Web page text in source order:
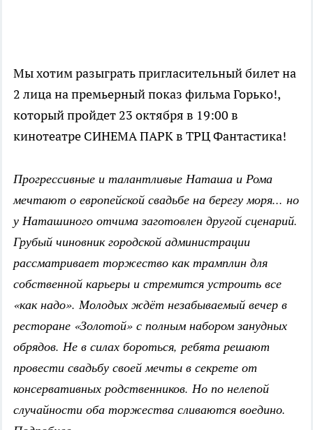
Мы хотим разыграть пригласительный билет на
2 лица на премьерный показ фильма Горько!,
который пройдет 23 октября в 19:00 в
кинотеатре СИНЕМА ПАРК в ТРЦ Фантастика!
Прогрессивные и талантливые Наташа и Рома
мечтают о европейской свадьбе на берегу моря... но
у Наташиного отчима заготовлен другой сценарий.
Грубый чиновник городской администрации
рассматривает торжество как трамплин для
собственной карьеры и стремится устроить все
«как надо». Молодых ждёт незабываемый вечер в
ресторане «Золотой» с полным набором занудных
обрядов. Не в силах бороться, ребята решают
провести свадьбу своей мечты в секрете от
консервативных родственников. Но по нелепой
случайности оба торжества сливаются воедино.